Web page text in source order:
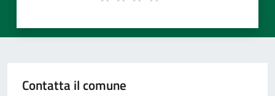
Contatta il comune